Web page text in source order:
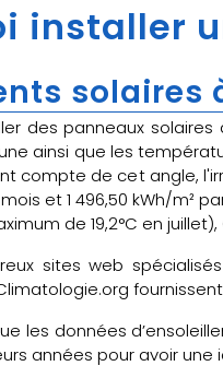
installer
solaires
des panneaux
ainsi que les
compte de cet angle,
mois et 1 496,50 kWh/m²
de 19,2°C en
sites web
les données
années pour avoir